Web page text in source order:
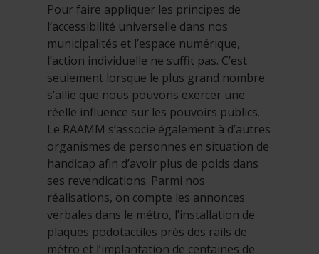
Pour faire appliquer les principes de
l’accessibilité universelle dans nos
municipalités et l’espace numérique,
l’action individuelle ne suffit pas. C’est
seulement lorsque le plus grand nombre
s’allie que nous pouvons exercer une
réelle influence sur les pouvoirs publics.
Le RAAMM s’associe également à d’autres
organismes de personnes en situation de
handicap afin d’avoir plus de poids dans
ses revendications. Parmi nos
réalisations, on compte les annonces
verbales dans le métro, l’installation de
plaques podotactiles près des rails de
métro et l’implantation de centaines de